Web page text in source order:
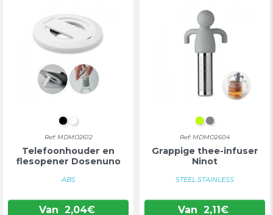
ZWART
WIT
Ref: MDMO2612
Telefoonhouder en
flesopener Dosenuno
ABS
Van 2,04€
LIMOEN
GRIJS
Ref: MDMO2604
Grappige thee-infuser
Ninot
STEEL STAINLESS
Van 2,11€